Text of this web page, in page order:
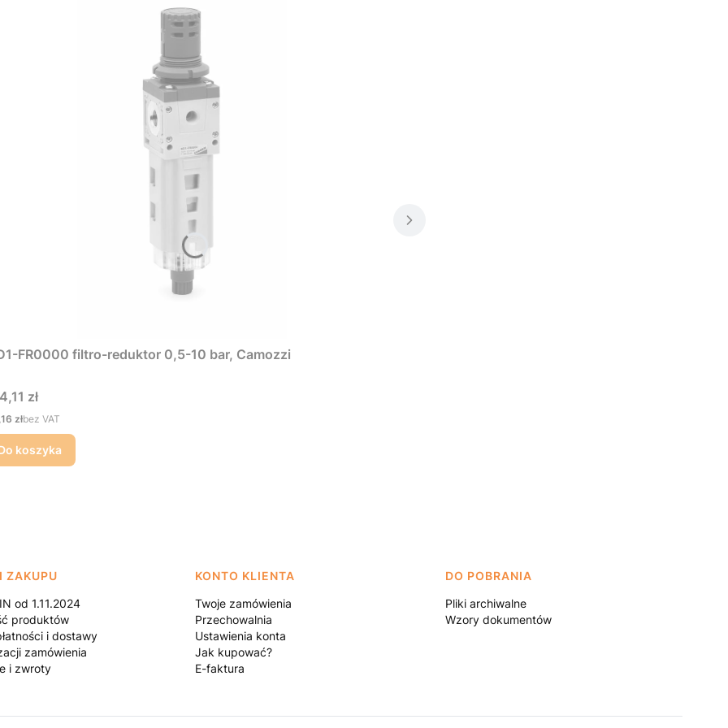
FR0000 filtro-reduktor 0,5-10 bar, Camozzi
zł
złbez VAT
koszyka
ZAKUPU
od 1.11.2024
produktów
i dostawy
zamówienia
i zwroty
KONTO KLIENTA
Twoje zamówienia
Przechowalnia
Ustawienia konta
Jak kupować?
E-faktura
DO POBRANIA
Pliki archiwalne
Wzory dokumentów